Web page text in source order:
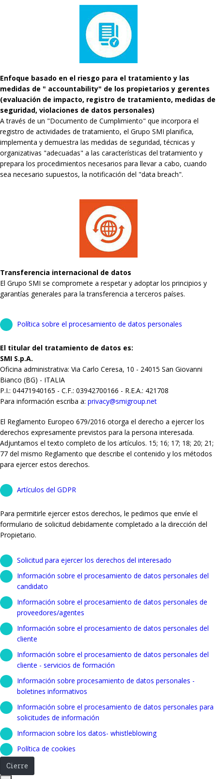
Enfoque basado en el riesgo para el tratamiento y las
medidas de " accountability" de los propietarios y gerentes
(evaluación de impacto, registro de tratamiento, medidas de
seguridad, violaciones de datos personales)
A través de un "Documento de Cumplimiento" que incorpora el
registro de actividades de tratamiento, el Grupo SMI planifica,
implementa y demuestra las medidas de seguridad, técnicas y
organizativas "adecuadas" a las características del tratamiento y
prepara los procedimientos necesarios para llevar a cabo, cuando
sea necesario supuestos, la notificación del "data breach".
Transferencia internacional de datos
El Grupo SMI se compromete a respetar y adoptar los principios y
garantías generales para la transferencia a terceros países.
Política sobre el procesamiento de datos personales
El titular del tratamiento de datos es:
SMI S.p.A.
Oficina administrativa: Via Carlo Ceresa, 10 - 24015 San Giovanni
Bianco (BG) - ITALIA
P.I.: 04471940165 - C.F.: 03942700166 - R.E.A.: 421708
Para información escriba a: privacy@smigroup.net
El Reglamento Europeo 679/2016 otorga el derecho a ejercer los
derechos expresamente previstos para la persona interesada.
Adjuntamos el texto completo de los artículos. 15; 16; 17; 18; 20; 21;
77 del mismo Reglamento que describe el contenido y los métodos
para ejercer estos derechos.
Artículos del GDPR
Para permitirle ejercer estos derechos, le pedimos que envíe el
formulario de solicitud debidamente completado a la dirección del
Propietario.
Solicitud para ejercer los derechos del interesado
Información sobre el procesamiento de datos personales del
candidato
Información sobre el procesamiento de datos personales de
proveedores/agentes
Información sobre el procesamiento de datos personales del
cliente
Información sobre el procesamiento de datos personales del
cliente - servicios de formación
Información sobre procesamiento de datos personales -
boletines informativos
Información sobre el procesamiento de datos personales para
solicitudes de información
Informacion sobre los datos- whistleblowing
Política de cookies
Cierre